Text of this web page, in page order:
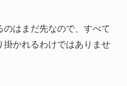
のはまだ先なので、すべて
掛かれるわけではありませ